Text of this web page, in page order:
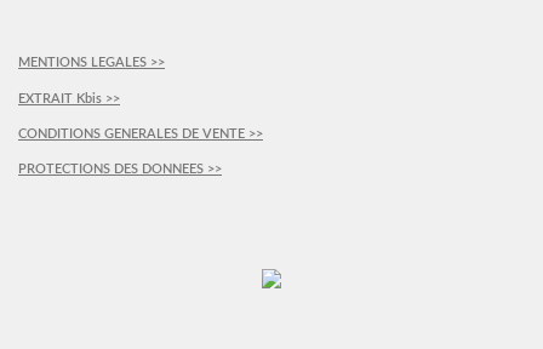
MENTIONS LEGALES >>
EXTRAIT Kbis >>
CONDITIONS GENERALES DE VENTE >>
PROTECTIONS DES DONNEES >>